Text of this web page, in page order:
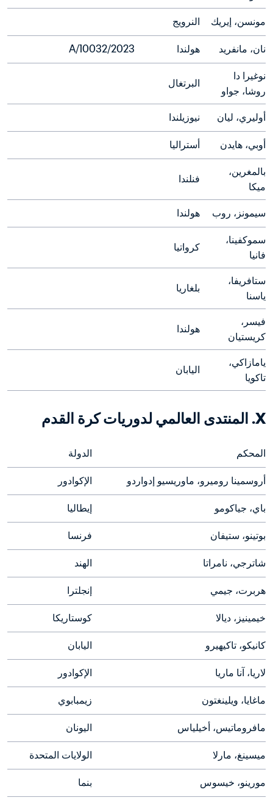
مونسن، إيريك النرويج
نان، مانفريد هولندا 2023/A/10032
روشا، جواو
البرتغال
أوليري، ليان نيوزيلندا
أوبي، هايدن أستراليا
ميكا
فنلندا
سيمونز، روب هولندا
فانيا
كرواتيا
ياسنا
بلغاريا
كريستيان
هولندا
تاكويا
اليابان
X. المنتدى العالمي لدوريات كرة القدم
المحكم الدولة
أروسمينا روميرو، ماوريسيو إدواردو الإكوادور
باي، جياكومو إيطاليا
بوتينو، ستيفان فرنسا
شاترجي، نامراتا الهند
هربرت، جيمي إنجلترا
خيمينيز، ديالا كوستاريكا
كانيكو، تاكيهيرو اليابان
لاريا، آنا ماريا الإكوادور
ماغايا، ويلينغتون زيمبابوي
مافروماتيس، أخيلياس اليونان
ميسينغ، مارلا الولايات المتحدة
مورينو، خيسوس بنما